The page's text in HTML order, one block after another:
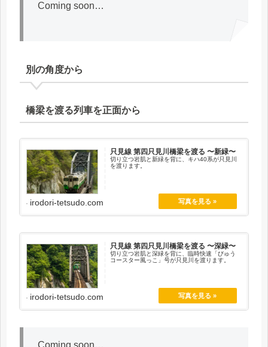
Coming soon…
別の角度から
橋梁を渡る列車を正面から
只見線 第四只見川橋梁を渡る 〜新緑〜
切り立つ岩肌と新緑を背に、キハ40系が只見川
を渡ります。
irodori-tetsudo.com
只見線 第四只見川橋梁を渡る 〜深緑〜
切り立つ岩肌と深緑を背に、臨時快速「びゅう
コースター風っこ」号が只見川を渡ります。
irodori-tetsudo.com
Coming soon…